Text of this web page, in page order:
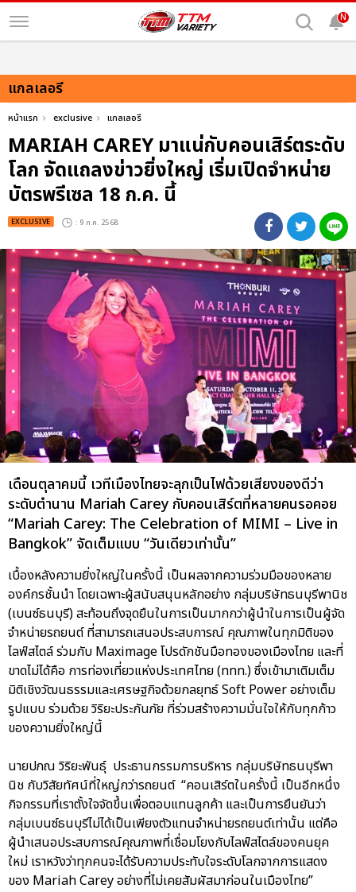
N
แกลเลอรี
หน้าแรก exclusive แกลเลอรี
MARIAH CAREY มาแน่กับคอนเสิร์ตระดับ
โลก จัดแถลงข่าวยิ่งใหญ่ เริ่มเปิดจำหน่าย
บัตรพรีเซล 18 ก.ค. นี้
EXCLUSIVE : 9 ก.ค. 2568
เดือนตุลาคมนี้ เวทีเมืองไทยจะลุกเป็นไฟด้วยเสียงของดีว่า
ระดับตำนาน Mariah Carey กับคอนเสิร์ตที่หลายคนรอคอย
“Mariah Carey: The Celebration of MIMI – Live in
Bangkok” จัดเต็มแบบ “วันเดียวเท่านั้น”
เบื้องหลังความยิ่งใหญ่ในครั้งนี้ เป็นผลจากความร่วมมือของหลาย
องค์กรชั้นนำ โดยเฉพาะผู้สนับสนุนหลักอย่าง กลุ่มบริษัทธนบุรีพานิช
(เบนซ์ธนบุรี) สะท้อนถึงจุดยืนในการเป็นมากกว่าผู้นำในการเป็นผู้จัด
จำหน่ายรถยนต์ ที่สามารถเสนอประสบการณ์ คุณภาพในทุกมิติของ
ไลฟ์สไตล์ ร่วมกับ Maximage โปรดักชันมือทองของเมืองไทย และที่
ขาดไม่ได้คือ การท่องเที่ยวแห่งประเทศไทย (ททท.) ซึ่งเข้ามาเติมเต็ม
มิติเชิงวัฒนธรรมและเศรษฐกิจด้วยกลยุทธ์ Soft Power อย่างเต็ม
รูปแบบ ร่วมด้วย วิริยะประกันภัย ที่ร่วมสร้างความมั่นใจให้กับทุกก้าว
ของความยิ่งใหญ่นี้
นายปภณ วิริยะพันธุ์ ประธานกรรมการบริหาร กลุ่มบริษัทธนบุรีพา
นิช กับวิสัยทัศน์ที่ใหญ่กว่ารถยนต์ “คอนเสิร์ตในครั้งนี้ เป็นอีกหนึ่ง
กิจกรรมที่เราตั้งใจจัดขึ้นเพื่อตอบแทนลูกค้า และเป็นการยืนยันว่า
กลุ่มเบนซ์ธนบุรีไม่ได้เป็นเพียงตัวแทนจำหน่ายรถยนต์เท่านั้น แต่คือ
ผู้นำเสนอประสบการณ์คุณภาพที่เชื่อมโยงกับไลฟ์สไตล์ของคนยุค
ใหม่ เราหวังว่าทุกคนจะได้รับความประทับใจระดับโลกจากการแสดง
ของ Mariah Carey อย่างที่ไม่เคยสัมผัสมาก่อนในเมืองไทย”